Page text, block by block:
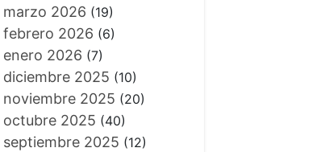
marzo 2026 (19)
febrero 2026 (6)
enero 2026 (7)
diciembre 2025 (10)
noviembre 2025 (20)
octubre 2025 (40)
septiembre 2025 (12)